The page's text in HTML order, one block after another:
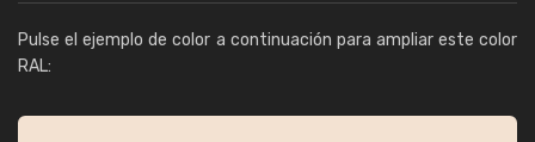
Pulse el ejemplo de color a continuación para ampliar este color
RAL: